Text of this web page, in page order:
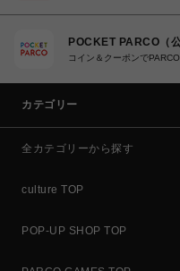
POCKET PARCO（
コイン＆クーポンで
カテゴリー
全カテゴリーから探す
culture TOP
POP-UP SHOP TOP